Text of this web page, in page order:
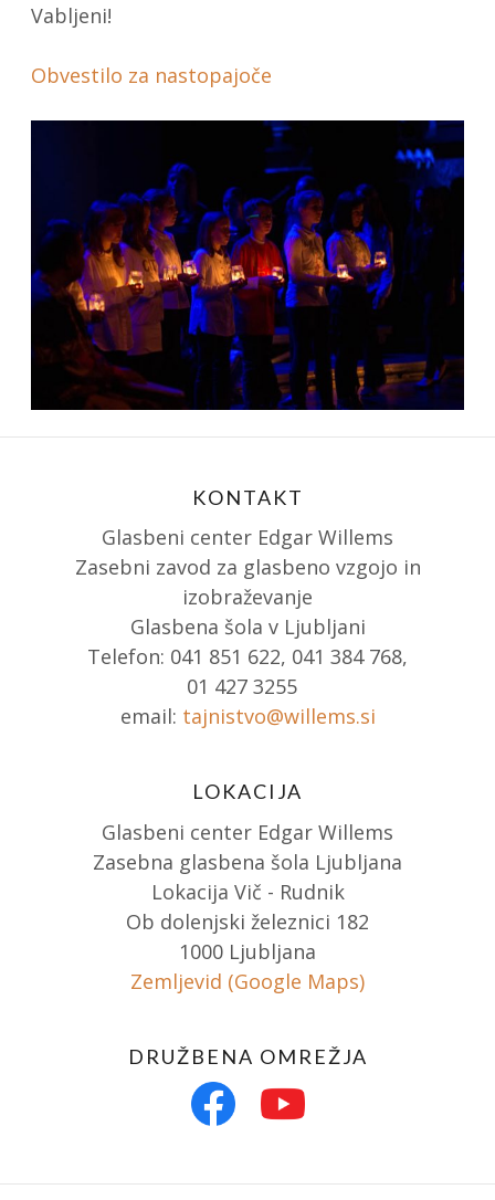
Vabljeni!
Obvestilo za nastopajoče
KONTAKT
Glasbeni center Edgar Willems
Zasebni zavod za glasbeno vzgojo in
izobraževanje
Glasbena šola v Ljubljani
Telefon: 041 851 622, 041 384 768,
01 427 3255
email: tajnistvo@willems.si
LOKACIJA
Glasbeni center Edgar Willems
Zasebna glasbena šola Ljubljana
Lokacija Vič - Rudnik
Ob dolenjski železnici 182
1000 Ljubljana
Zemljevid (Google Maps)
DRUŽBENA OMREŽJA